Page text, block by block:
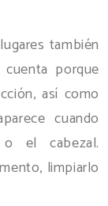
también
porque
así como
cuando
el cabezal.
limpiarlo